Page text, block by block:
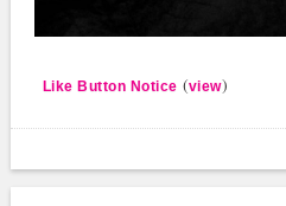
Like Button Notice (view)